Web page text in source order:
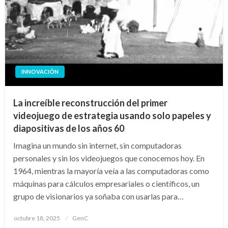
INNOVACIÓN
La increíble reconstrucción del primer
videojuego de estrategia usando solo papeles y
diapositivas de los años 60
Imagina un mundo sin internet, sin computadoras
personales y sin los videojuegos que conocemos hoy. En
1964, mientras la mayoría veía a las computadoras como
máquinas para cálculos empresariales o científicos, un
grupo de visionarios ya soñaba con usarlas para…
Publicado
octubre 18, 2025 GenC